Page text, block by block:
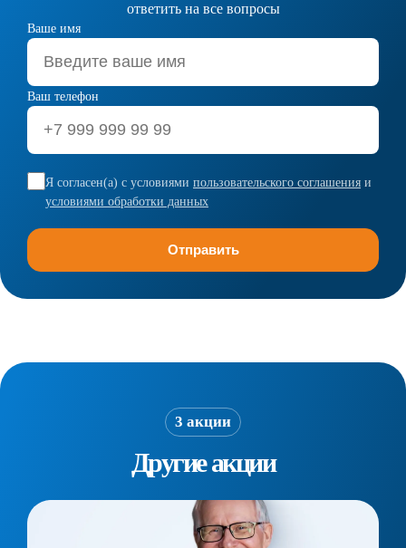
ответить на все вопросы
Ваше имя
Ваш телефон
Я согласен(а) с условиями пользовательского соглашения и
условиями обработки данных
3 акции
Другие акции